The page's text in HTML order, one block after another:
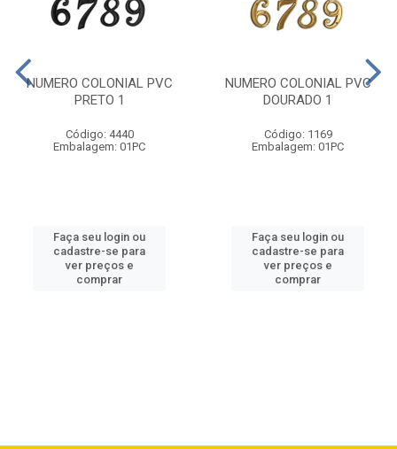
NUMERO COLONIAL PVC
PRETO 1
Código: 4440
Embalagem: 01PC
Faça seu login ou
cadastre-se para
ver preços e
comprar
NUMERO COLONIAL PVC
DOURADO 1
Código: 1169
Embalagem: 01PC
Faça seu login ou
cadastre-se para
ver preços e
comprar